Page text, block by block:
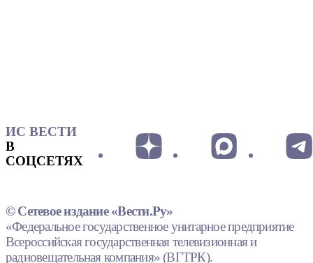
ИС ВЕСТИ
В
СОЦСЕТЯХ
© Сетевое издание «Вести.Ру»
«Федеральное государственное унитарное предприятие
Всероссийская государственная телевизионная и
радиовещательная компания» (ВГТРК).